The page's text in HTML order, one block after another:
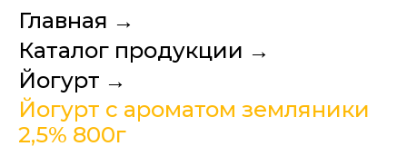
Главная →
Каталог продукции →
Йогурт →
Йогурт с ароматом земляники
2,5% 800г